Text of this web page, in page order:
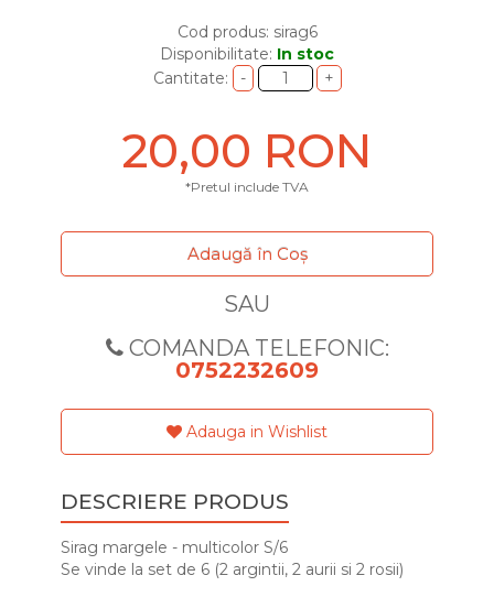
Cod produs: sirag6
Disponibilitate: In stoc
Cantitate:
20,00 RON
*Pretul include TVA
Adaugă în Coş
SAU
COMANDA TELEFONIC:
0752232609
Adauga in Wishlist
DESCRIERE PRODUS
Sirag margele - multicolor S/6
Se vinde la set de 6 (2 argintii, 2 aurii si 2 rosii)